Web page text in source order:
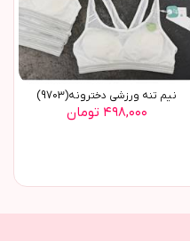
نیم تنه ورزشی دخترونه(9703)
۴۹۸,۰۰۰ تومان